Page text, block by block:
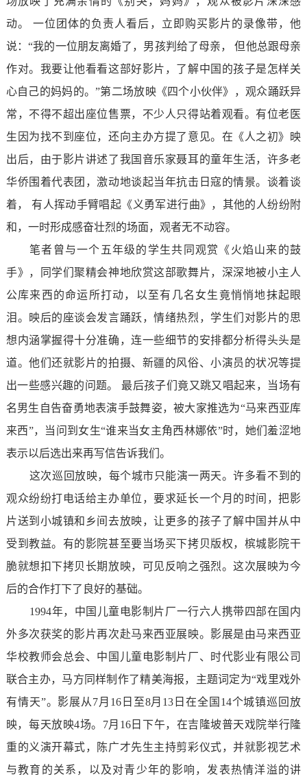
动。 一位团体的负责人看后，立即购买影片的录像带，他
说：“我的一位朋友离婚了，男孩判给了母亲， 但他总跟母亲
作对。我要让他看看这部好影片，了解中国的孩子是怎样关
心自己的妈妈的。”第二场放映《四个小伙伴》，观众踊跃异
常，不得不超出座位售票，不少人只得站着观看。有位老医
生因为找不到座位，还向主办方提了意见。在《人之初》映
出后，由于影片讲述了我国音乐家聂耳的童年生活，许多老
华侨围着代表团，激动地谈起当年抗击日寇的情景。谈着谈
着， 有人挥动手臂唱起《义勇军进行曲》，其他的人纷纷附
和，一时形成感奋壮烈的场面，观者无不动容。
笔者曾与一个五年级的学生共同观赏《火焰山来的鼓
手》，同学们聚精会神地欣赏这部歌舞片，深深地被小主人
公库来西的命运所打动，以至有几名女生竟悄悄地抹起眼
泪。映后的座谈会发言踊跃，情绪热烈，学生们对影片的思
想内涵掌握得十分准确，连一些细节的安排都分析得头头是
道。他们还就影片的拍摄、新疆的风俗、小演员的状况等提
出一些感兴趣的问题。 最后孩子们竟又跳又唱起来，当场有
名男生自告奋勇地表演手鼓舞姿，被大家推选为“马来西亚库
来西”，当问到女生“谁来当女主角西林娜依”时，她们羞涩地
表示以后选出来再写信告诉我们。
这次巡回放映，每个城市只能演一两天。许多看不到的
观众纷纷打电话给主办单位，要求延长一个月的时间，把影
片送到小城镇和乡间去放映，让更多的孩子了解中国并从中
受到教益。有的影院甚至要当场买下拷贝版权，槟城影院干
脆就想扣下拷贝长期放映，可见反响之强烈。这次展映为今
后的合作打下了良好的基础。
1994年，中国儿童电影制片厂一行六人携带四部在国内
外多次获奖的影片再次赴马来西亚展映。影展是由马来西亚
华校教师会总会、中国儿童电影制片厂、时代影业有限公司
联合主办，马方同样制作了精美海报，主题词定为“戏里戏外
有情天”。影展从7月16日至8月13日在全国14个城镇巡回放
映，每天放映4场。7月16日下午，在吉隆坡普天戏院举行隆
重的义演开幕式，陈广才先生主持剪彩仪式，并就影视艺术
与教育的关系，以及对青少年的影响，发表热情洋溢的讲